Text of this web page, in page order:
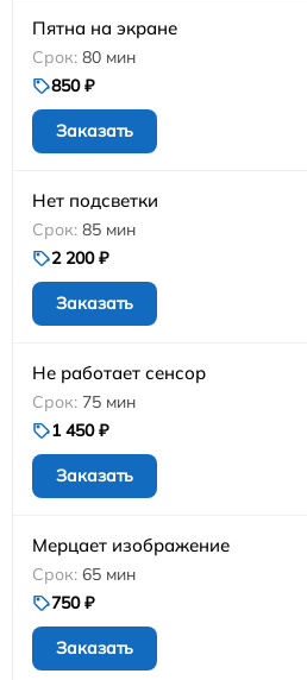
Пятна на экране
80 мин
850 ₽
Заказать
Нет подсветки
85 мин
2 200 ₽
Заказать
Не работает сенсор
75 мин
1 450 ₽
Заказать
Мерцает изображение
65 мин
750 ₽
Заказать